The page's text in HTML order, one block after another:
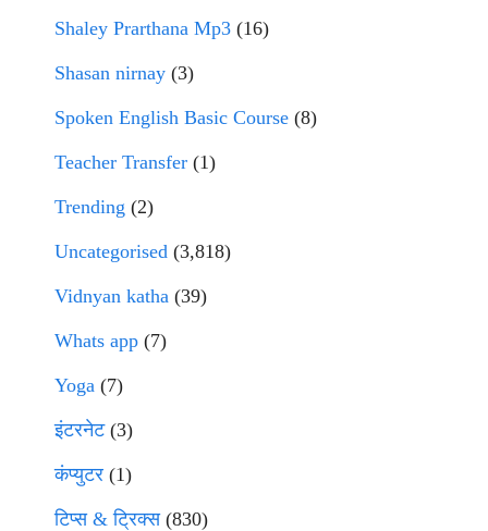
Shaley Prarthana Mp3 (16)
Shasan nirnay (3)
Spoken English Basic Course (8)
Teacher Transfer (1)
Trending (2)
Uncategorised (3,818)
Vidnyan katha (39)
Whats app (7)
Yoga (7)
इंटरनेट(3)
कंप्युटर (1)
टिप्स & ट्रिक्स(830)